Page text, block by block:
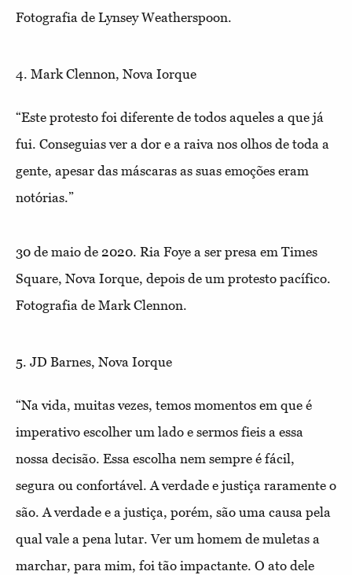
Fotografia de Lynsey Weatherspoon.
4. Mark Clennon, Nova Iorque
“Este protesto foi diferente de todos aqueles a que já
fui. Conseguias ver a dor e a raiva nos olhos de toda a
gente, apesar das máscaras as suas emoções eram
notórias.”
30 de maio de 2020. Ria Foye a ser presa em Times
Square, Nova Iorque, depois de um protesto pacífico.
Fotografia de Mark Clennon.
5. JD Barnes, Nova Iorque
“Na vida, muitas vezes, temos momentos em que é
imperativo escolher um lado e sermos fieis a essa
nossa decisão. Essa escolha nem sempre é fácil,
segura ou confortável. A verdade e justiça raramente o
são. A verdade e a justiça, porém, são uma causa pela
qual vale a pena lutar. Ver um homem de muletas a
marchar, para mim, foi tão impactante. O ato dele